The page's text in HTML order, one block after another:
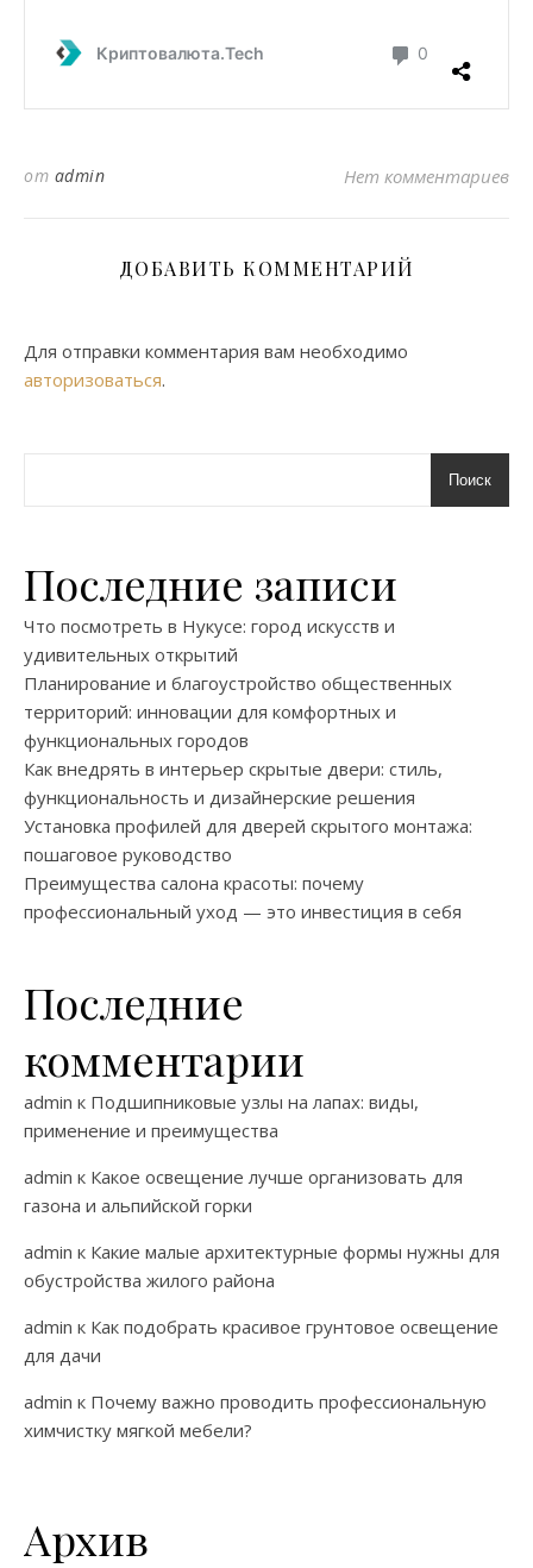
от admin Нет комментариев
ДОБАВИТЬ КОММЕНТАРИЙ
Для отправки комментария вам необходимо
авторизоваться.
Поиск
Последние записи
Что посмотреть в Нукусе: город искусств и
удивительных открытий
Планирование и благоустройство общественных
территорий: инновации для комфортных и
функциональных городов
Как внедрять в интерьер скрытые двери: стиль,
функциональность и дизайнерские решения
Установка профилей для дверей скрытого монтажа:
пошаговое руководство
Преимущества салона красоты: почему
профессиональный уход — это инвестиция в себя
Последние
комментарии
admin к Подшипниковые узлы на лапах: виды,
применение и преимущества
admin к Какое освещение лучше организовать для
газона и альпийской горки
admin к Какие малые архитектурные формы нужны для
обустройства жилого района
admin к Как подобрать красивое грунтовое освещение
для дачи
admin к Почему важно проводить профессиональную
химчистку мягкой мебели?
Архив